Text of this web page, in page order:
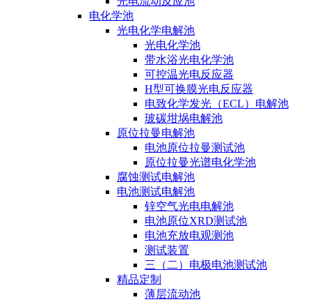
电化学池
光电化学电解池
光电化学池
带水浴光电化学池
可控温光电反应器
H型可换膜光电反应器
电致化学发光（ECL）电解池
玻碳坩埚电解池
原位拉曼电解池
电池原位拉曼测试池
原位拉曼光谱电化学池
腐蚀测试电解池
电池测试电解池
锌空气光电电解池
电池原位XRD测试池
电池充放电观测池
测试装置
三（二）电极电池测试池
精品定制
薄层流动池